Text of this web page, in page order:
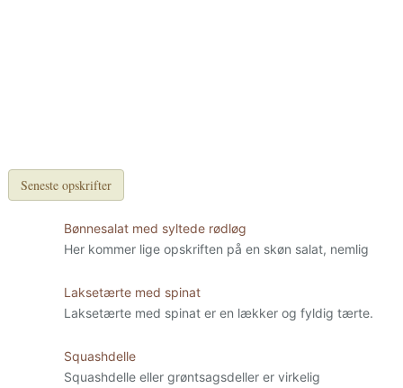
Seneste opskrifter
Bønnesalat med syltede rødløg
Her kommer lige opskriften på en skøn salat, nemlig
Laksetærte med spinat
Laksetærte med spinat er en lækker og fyldig tærte.
Squashdelle
Squashdelle eller grøntsagsdeller er virkelig